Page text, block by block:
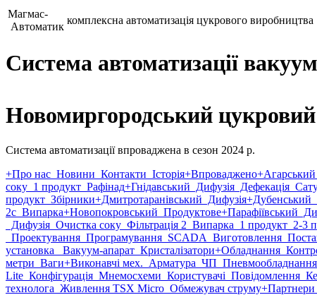
Магмас-
Автоматик
комплексна автоматизація цукрового виробництва
Система автоматизації
Новомиргородський цукровий
Система автоматизації впроваджена в сезон 2024 р.
+Про нас Новини Контакти Історія+Впроваджено+Агарський
соку 1 продукт Рафінад+Гнідавський Дифузія Дефекація
продукт Збірники+Дмитротаранівський Дифузія+Дубенський
2с Випарка+Новопокровський Продуктове+Парафіївський
Дифузія Очистка соку Фільтрація 2 Випарка 1 продукт 2-3
Проектування Програмування SCADA Виготовлення
установка
Вакуум-апарат Кристалізатори+Обладнання
метри Ваги+Виконавчі мех. Арматура ЧП Пневмообладнання
Lite Конфігурація Мнемосхеми Користувачі Повідомлення
технолога Живлення TSX Micro Обмежувач струму+Партнери